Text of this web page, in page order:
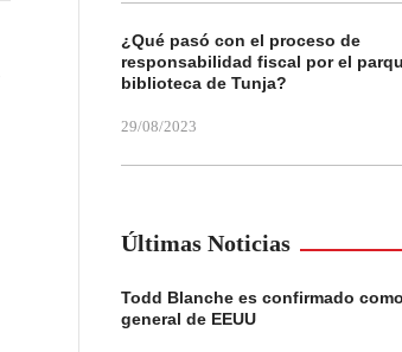
¿Qué pasó con el proceso de
responsabilidad fiscal por el
biblioteca de Tunja?
29/08/2023
Últimas Noticias
Todd Blanche es confirmado
general de EEUU